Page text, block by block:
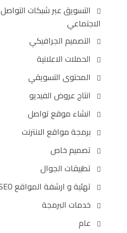
التسويق عبر شبكات التواصل
الاجتماعي
التصميم الجرافيكي
الحملات الاعلانية
المحتوى التسويقي
انتاج عروض الفيديو
انشاء موقع تواصل
برمجة مواقع الانترنت
تصميم خاص
تطبيقات الجوال
تهئية و ارشفة المواقع SEO
خدمات البرمجة
عام